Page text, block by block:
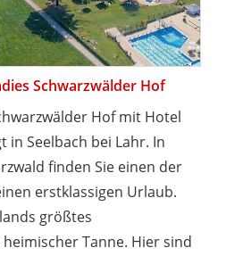
Schwarzwälder Hof
Hof mit Hotel
in Seelbach bei Lahr. In
finden Sie einen der
erstklassigen Urlaub.
größtes
Tanne. Hier sind